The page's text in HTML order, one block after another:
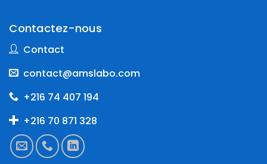
Contactez-nous
Contact
contact@amslabo.com
+216 74 407 194
+216 70 871 328